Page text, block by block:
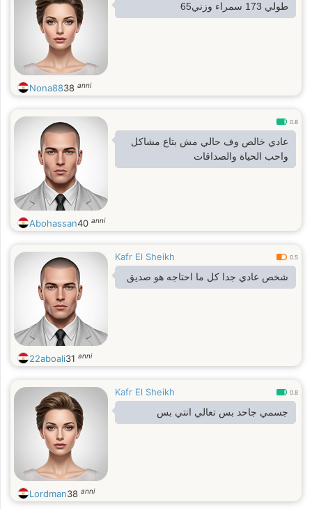
طولي 173 سمراء وزني65
Nona8838 anni
0.8
عادي خالص وف حالي مش بتاع مشاكل
واحب الحياة والصداقات
Abohassan40 anni
Kafr El Sheikh 0.5
شخص عادي جدا كل ما احتاجه هو صديق
22aboali31 anni
Kafr El Sheikh 0.8
جسمي جاحد بس تعالي انتي بس
Lordman38 anni